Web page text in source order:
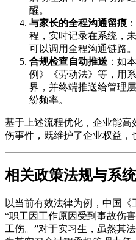
醒。
与家长的全程沟通留痕
程，实时记录在系统，
可以调用全程沟通链路。
合规检查自动推送 ：如
例》《劳动法》等，用
界，并终端推送给管理
纷频率。
基于上述流程优化，企业能
伤事件，既维护了企业权益，
相关政策法规与系
以当前有效法律为例，中国《
“职工因工作原因受到事故伤
工伤。”对于实习生，虽然其